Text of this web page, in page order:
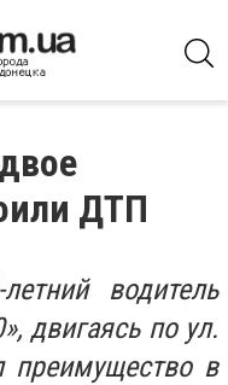
ДТП
водитель
двигаясь по ул.
преимущество в